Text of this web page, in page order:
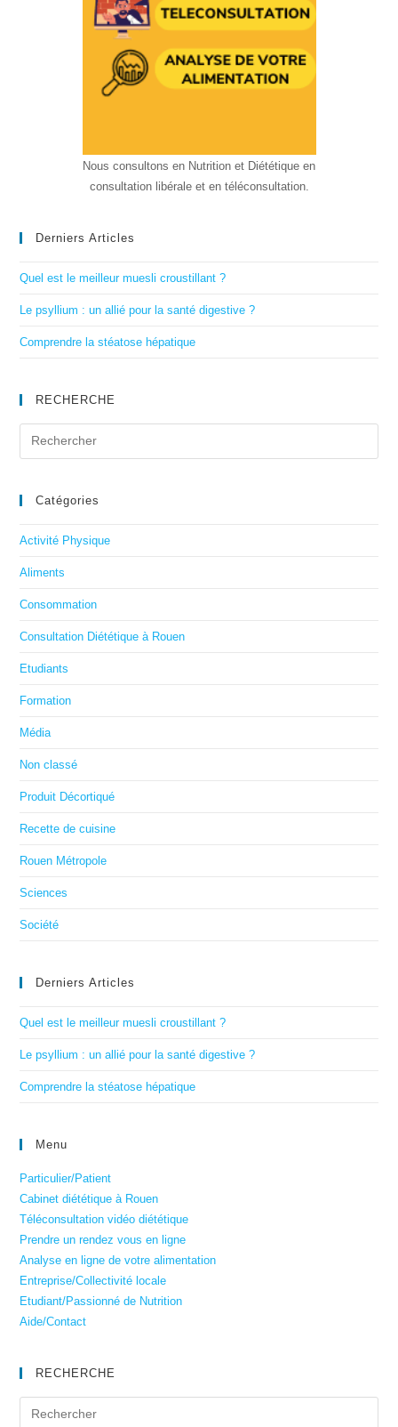
Nous consultons en Nutrition et Diététique en
consultation libérale et en téléconsultation.
Derniers Articles
Quel est le meilleur muesli croustillant ?
Le psyllium : un allié pour la santé digestive ?
Comprendre la stéatose hépatique
RECHERCHE
Catégories
Activité Physique
Aliments
Consommation
Consultation Diététique à Rouen
Etudiants
Formation
Média
Non classé
Produit Décortiqué
Recette de cuisine
Rouen Métropole
Sciences
Société
Derniers Articles
Quel est le meilleur muesli croustillant ?
Le psyllium : un allié pour la santé digestive ?
Comprendre la stéatose hépatique
Menu
Particulier/Patient
Cabinet diététique à Rouen
Téléconsultation vidéo diététique
Prendre un rendez vous en ligne
Analyse en ligne de votre alimentation
Entreprise/Collectivité locale
Etudiant/Passionné de Nutrition
Aide/Contact
RECHERCHE